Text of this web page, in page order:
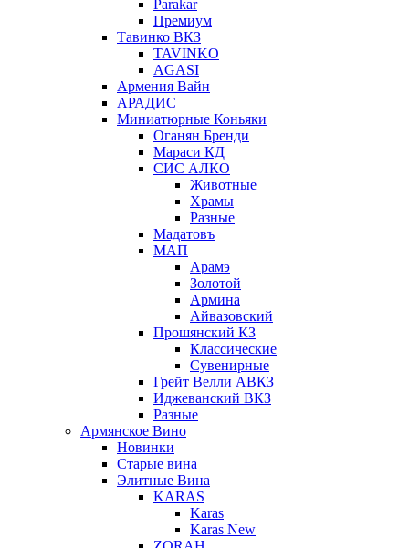
Parakar
Премиум
Тавинко ВКЗ
TAVINKO
AGASI
Армения Вайн
АРАДИС
Миниатюрные Коньяки
Оганян Бренди
Мараси КД
СИС АЛКО
Животные
Храмы
Разные
Мадатовъ
МАП
Арамэ
Золотой
Армина
Айвазовский
Прошянский КЗ
Классические
Сувенирные
Грейт Велли АВКЗ
Иджеванский ВКЗ
Разные
Армянское Вино
Новинки
Старые вина
Элитные Вина
KARAS
Karas
Karas New